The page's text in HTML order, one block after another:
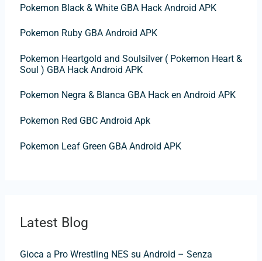
:Pokemon Black & White GBA Hack Android APK
Pokemon Ruby GBA Android APK
Pokemon Heartgold and Soulsilver ( Pokemon Heart &
Soul ) GBA Hack Android APK
Pokemon Negra & Blanca GBA Hack en Android APK
Pokemon Red GBC Android Apk
Pokemon Leaf Green GBA Android APK
Latest Blog
Gioca a Pro Wrestling NES su Android – Senza